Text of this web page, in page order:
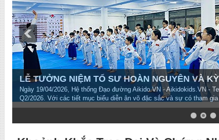
LỄ TƯỞNG NIỆM TỔ SƯ HOÀN NGUYÊN VÀ
Ngày 19/04/2026, Hệ thống Đạo đường Aikido.VN - Aikidokids.VN -
Q2/2026. Với các tiết mục biểu diễn ân võ đặc sắc và sự có tham